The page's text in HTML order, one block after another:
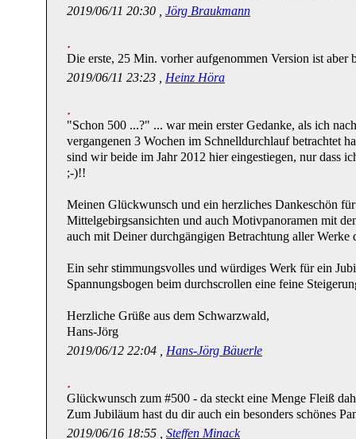
2019/06/11 20:30 , Jörg Braukmann
Die erste, 25 Min. vorher aufgenommen Version ist aber
2019/06/11 23:23 , Heinz Höra
"Schon 500 ...?" ... war mein erster Gedanke, als ich
vergangenen 3 Wochen im Schnelldurchlauf betrachtet
sind wir beide im Jahr 2012 hier eingestiegen, nur dass
;-)!!
Meinen Glückwunsch und ein herzliches Dankeschön
Mittelgebirgsansichten und auch Motivpanoramen mit
auch mit Deiner durchgängigen Betrachtung aller Werke
Ein sehr stimmungsvolles und würdiges Werk für ein
Spannungsbogen beim durchscrollen eine feine
Herzliche Grüße aus dem Schwarzwald,
Hans-Jörg
2019/06/12 22:04 , Hans-Jörg Bäuerle
Glückwunsch zum #500 - da steckt eine Menge Fleiß
Zum Jubiläum hast du dir auch ein besonders schönes
2019/06/16 18:55 , Steffen Minack